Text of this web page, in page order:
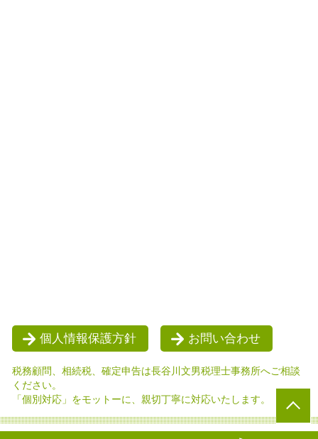
個人情報保護方針 お問い合わせ
税務顧問、相続税、確定申告は長谷川文男税理士事務所へご相談
ください。
「個別対応」をモットーに、親切丁寧に対応いたします。